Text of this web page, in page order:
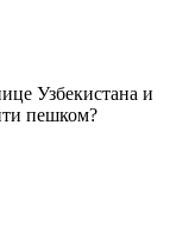
Узбекистана и
пешком?